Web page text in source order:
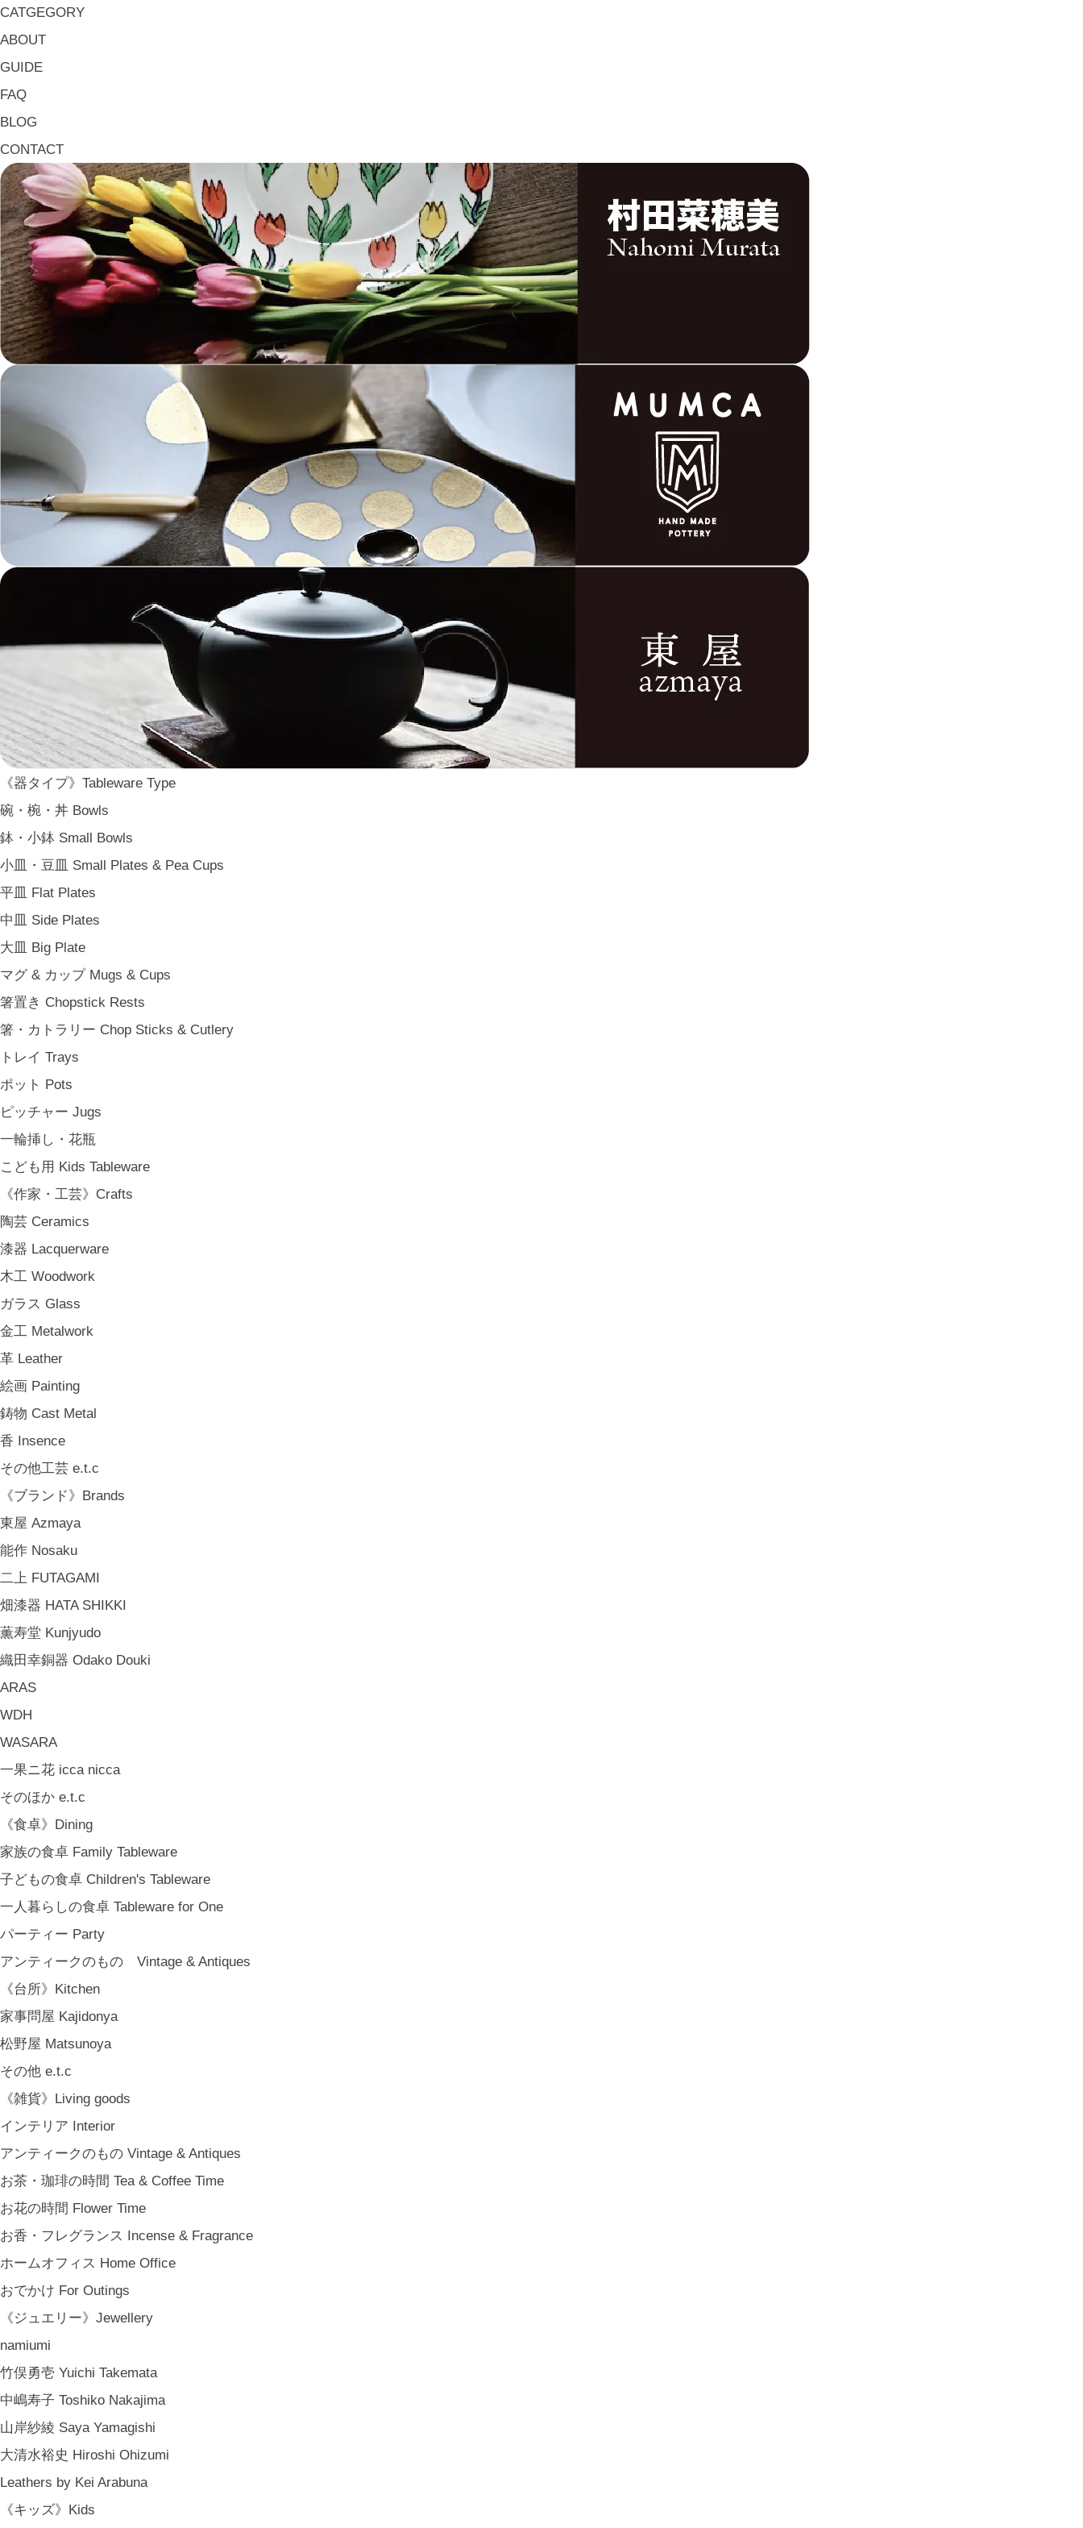
CATGEGORY
ABOUT
GUIDE
FAQ
BLOG
CONTACT
《器タイプ》Tableware Type
碗・椀・丼 Bowls
鉢・小鉢 Small Bowls
小皿・豆皿 Small Plates & Pea Cups
平皿 Flat Plates
中皿 Side Plates
大皿 Big Plate
マグ & カップ Mugs & Cups
箸置き Chopstick Rests
箸・カトラリー Chop Sticks & Cutlery
トレイ Trays
ポット Pots
ピッチャー Jugs
一輪挿し・花瓶
こども用 Kids Tableware
《作家・工芸》Crafts
陶芸 Ceramics
漆器 Lacquerware
木工 Woodwork
ガラス Glass
金工 Metalwork
革 Leather
絵画 Painting
鋳物 Cast Metal
香 Insence
その他工芸 e.t.c
《ブランド》Brands
東屋 Azmaya
能作 Nosaku
二上 FUTAGAMI
畑漆器 HATA SHIKKI
薫寿堂 Kunjyudo
織田幸銅器 Odako Douki
ARAS
WDH
WASARA
一果ニ花 icca nicca
そのほか e.t.c
《食卓》Dining
家族の食卓 Family Tableware
子どもの食卓 Children's Tableware
一人暮らしの食卓 Tableware for One
パーティー Party
アンティークのもの Vintage & Antiques
《台所》Kitchen
家事問屋 Kajidonya
松野屋 Matsunoya
その他 e.t.c
《雑貨》Living goods
インテリア Interior
アンティークのもの Vintage & Antiques
お茶・珈琲の時間 Tea & Coffee Time
お花の時間 Flower Time
お香・フレグランス Incense & Fragrance
ホームオフィス Home Office
おでかけ For Outings
《ジュエリー》Jewellery
namiumi
竹俣勇壱 Yuichi Takemata
中嶋寿子 Toshiko Nakajima
山岸紗綾 Saya Yamagishi
大清水裕史 Hiroshi Ohizumi
Leathers by Kei Arabuna
《キッズ》Kids
マグ & カップ Mugs & Cups
ピッチャー Jugs
一輪挿し・花瓶
こども用 Kids Tableware
《作家・工芸》Crafts
陶芸 Ceramics
漆器 Lacquerware
木工 Woodwork
金工 Metalwork
鋳物 Cast Metal
香 Insence
その他工芸 e.t.c
《ブランド》Brands
東屋 Azmaya
二上 FUTAGAMI
畑漆器 HATA SHIKKI
織田幸銅器 Odako Douki
ARAS
WDH
WASARA
一果ニ花 icca nicca
そのほか e.t.c
《食卓》Dining
パーティー Party
《台所》Kitchen
《雑貨》Living goods
インテリア Interior
アンティークのもの Vintage & Antiques
山岸紗綾 Saya Yamagishi
大清水裕史 Hiroshi Ohizumi
絵本 Children's Books
MONSTER
《オリジナル》Original
《古道具》Vintage & Antiques
ハナレきりゅう Hanare Kiryuh
《輸入品》Imported goods
ギフト包装 Gift Wrapping
内祝い Thank You Gifts
新築祝い Housewarming Gifts
結婚祝い Wedding Gifts
結婚式の引出物 Wedding Favors
誕生日プレゼント Birthday Gifts
バレンタインデー Valentine's Day
夏 Summer
秋 Autumn
冬 Winter
《ご予約》Made to Order